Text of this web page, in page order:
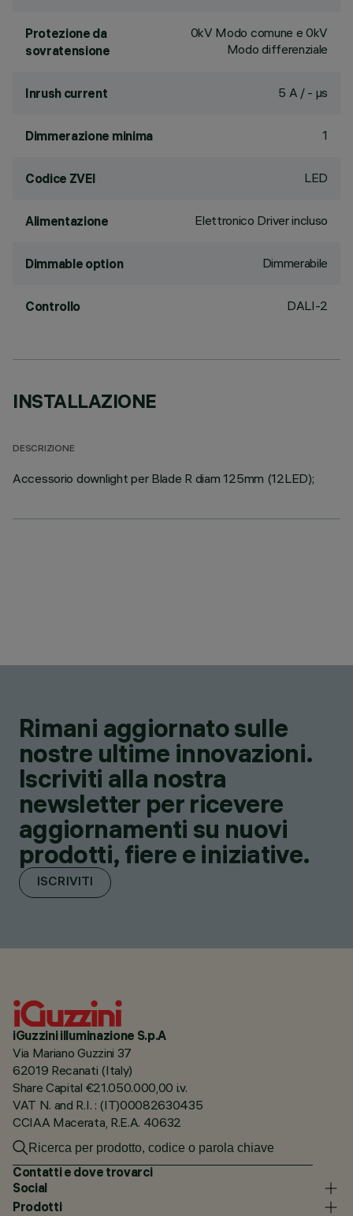
Protezione da
sovratensione
0kV Modo comune e 0kV
Modo differenziale
Inrush current 5 A / - µs
Dimmerazione minima 1
Codice ZVEI LED
Alimentazione Elettronico Driver incluso
Dimmable option Dimmerabile
Controllo DALI-2
INSTALLAZIONE
DESCRIZIONE
Accessorio downlight per Blade R diam 125mm (12LED);
Rimani aggiornato sulle
nostre ultime innovazioni.
Iscriviti alla nostra
newsletter per ricevere
aggiornamenti su nuovi
prodotti, fiere e iniziative.
ISCRIVITI
iGuzzini illuminazione S.p.A
Via Mariano Guzzini 37
62019 Recanati (Italy)
Share Capital €21.050.000,00 i.v.
VAT N. and R.I. : (IT)00082630435
CCIAA Macerata, R.E.A. 40632
Contatti e dove trovarci
Social
Prodotti